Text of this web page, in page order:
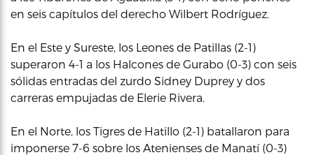
en seis capítulos del derecho Wilbert Rodríguez.
En el Este y Sureste, los Leones de Patillas (2-1)
superaron 4-1 a los Halcones de Gurabo (0-3) con seis
sólidas entradas del zurdo Sidney Duprey y dos
carreras empujadas de Elerie Rivera.
En el Norte, los Tigres de Hatillo (2-1) batallaron para
imponerse 7-6 sobre los Atenienses de Manatí (0-3)